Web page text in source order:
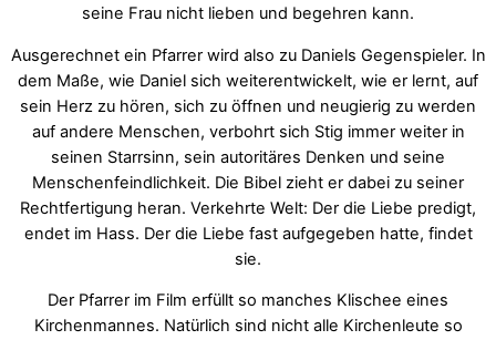
seine Frau nicht lieben und begehren kann.
Ausgerechnet ein Pfarrer wird also zu Daniels Gegenspieler. In
dem Maße, wie Daniel sich weiterentwickelt, wie er lernt, auf
sein Herz zu hören, sich zu öffnen und neugierig zu werden
auf andere Menschen, verbohrt sich Stig immer weiter in
seinen Starrsinn, sein autoritäres Denken und seine
Menschenfeindlichkeit. Die Bibel zieht er dabei zu seiner
Rechtfertigung heran. Verkehrte Welt: Der die Liebe predigt,
endet im Hass. Der die Liebe fast aufgegeben hatte, findet
sie.
Der Pfarrer im Film erfüllt so manches Klischee eines
Kirchenmannes. Natürlich sind nicht alle Kirchenleute so